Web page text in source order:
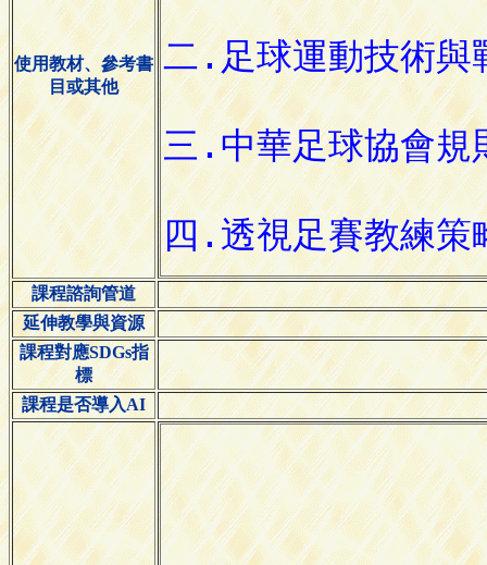
使用教材、參考書
目或其他
課程諮詢管道
延伸教學與資源
課程對應SDGs指
標
課程是否導入AI